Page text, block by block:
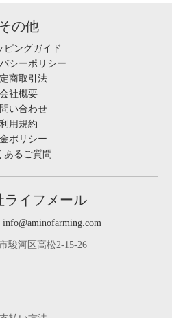
の他
ピングガイド
シーポリシー
商取引法
会社概要
い合わせ
利用規約
ポリシー
あるご質問
ライフメール
info@aminofarming.com
駿河区高松2-15-26